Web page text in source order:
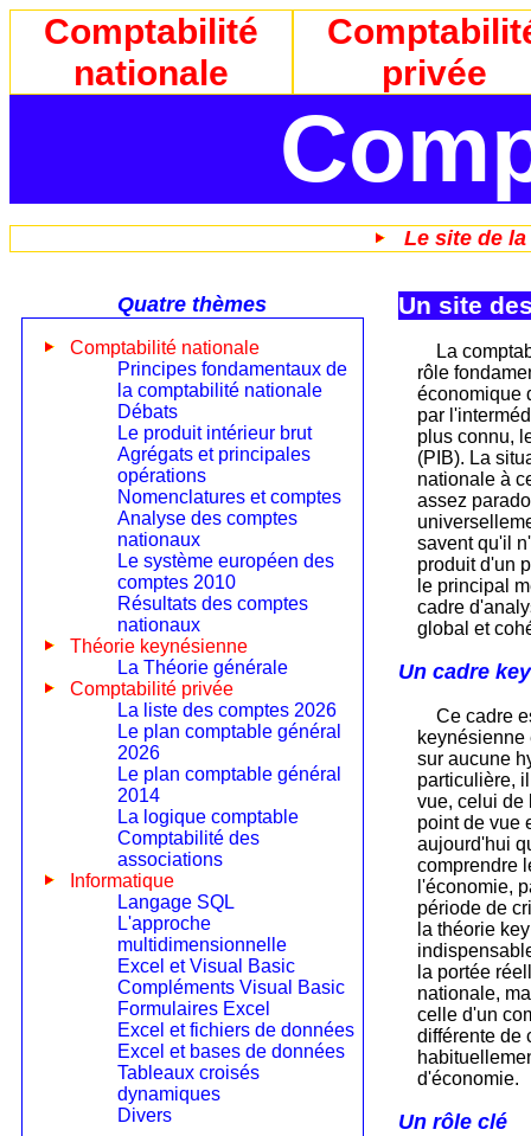
Comptabilité
nationale
privée
Le site de
Un site
La
rôle
économique
par
plus connu,
(PIB). La
nationale à
assez
savent qu'il
produit d'un
le principal
cadre
global et
Un cadre
Ce cadre
keynésienne
sur aucune
particulière,
vue, celui de
point de vue
aujourd'hui
comprendre
l'économie,
période de
la théorie
la portée
nationale,
celle d'un
différente de
d'économie.
Un rôle clé
Quatre thèmes
Comptabilité nationale
Principes fondamentaux de
la comptabilité nationale
Débats
Le produit intérieur brut
Agrégats et principales
opérations
Nomenclatures et comptes
Analyse des comptes
nationaux
Le système européen des
comptes 2010
Résultats des comptes
nationaux
Théorie keynésienne
La Théorie générale
Comptabilité privée
La liste des comptes 2026
Le plan comptable général
2026
Le plan comptable général
2014
La logique comptable
Comptabilité des
associations
Informatique
Langage SQL
L'approche
multidimensionnelle
Excel et Visual Basic
Compléments Visual Basic
Formulaires Excel
Excel et fichiers de données
Excel et bases de données
Tableaux croisés
dynamiques
Divers